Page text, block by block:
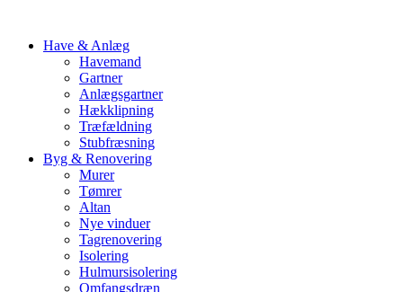
Have & Anlæg
Havemand
Gartner
Anlægsgartner
Hækklipning
Træfældning
Stubfræsning
Byg & Renovering
Murer
Tømrer
Altan
Nye vinduer
Tagrenovering
Isolering
Hulmursisolering
Omfangsdræn